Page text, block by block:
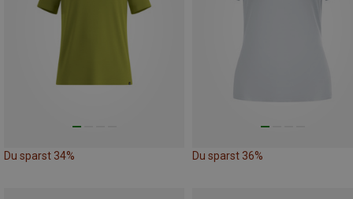
Du sparst 34% Du sparst 36%